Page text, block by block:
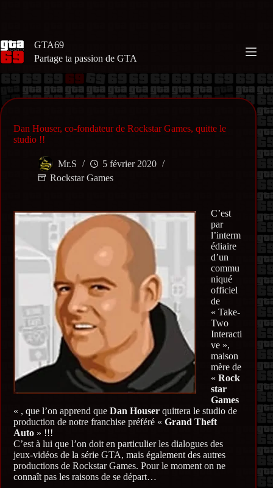
GTA69
Partage ta passion de GTA
Dan Houser, co-fondateur de Rockstar Games, quitte le
studio !!
Mr.S
5 février 2020
Rockstar Games
C’est
par
l’interm
édiaire
d’un
commu
niqué
officiel
de
« Take-
Two
Interacti
ve »,
maison
mère de
« Rock
star
Games
« , que l’on apprend que Dan Houser quittera le studio de
production de notre franchise préféré « Grand Theft
Auto » !!!
C’est à lui que l’on doit en particulier les dialogues des
jeux-vidéos de la série GTA, mais également des autres
productions de Rockstar Games. Pour le moment on ne
connaît pas les raisons de se départ…